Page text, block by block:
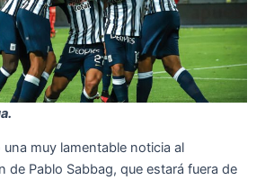
muy lamentable noticia al
de Pablo Sabbag, que estará fuera de